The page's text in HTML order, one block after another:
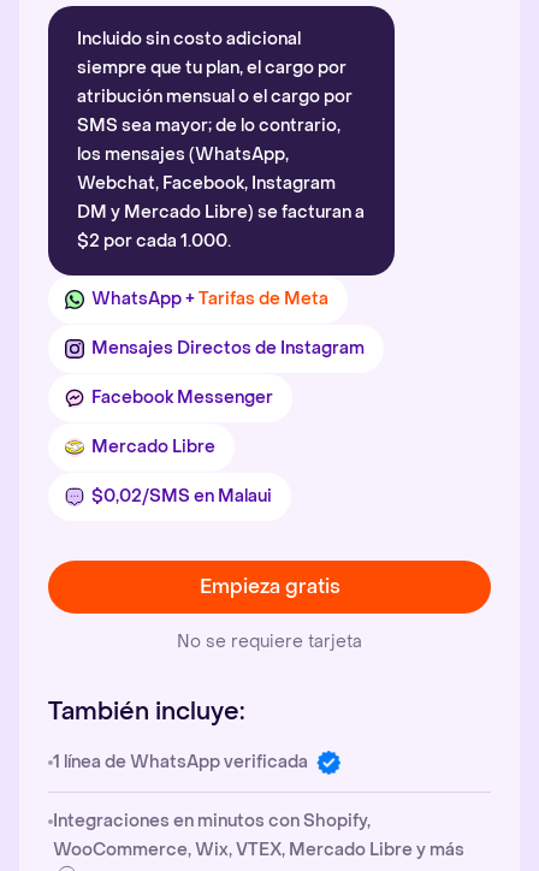
Incluido sin costo adicional
siempre que tu plan, el cargo por
atribución mensual o el cargo por
SMS sea mayor; de lo contrario,
los mensajes (WhatsApp,
Webchat, Facebook, Instagram
DM y Mercado Libre) se facturan a
$2 por cada 1.000.
WhatsApp +Tarifas de Meta
Mensajes Directos de Instagram
Facebook Messenger
Mercado Libre
$0,02/SMS en Malaui
Empieza gratis
No se requiere tarjeta
También incluye:
1 línea de WhatsApp verificada
Integraciones en minutos con Shopify,
WooCommerce, Wix, VTEX, Mercado Libre y más